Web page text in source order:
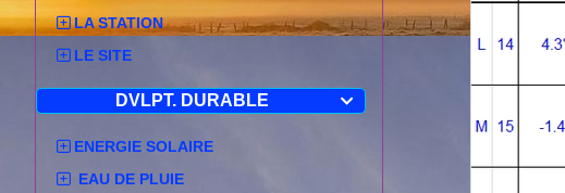
LA STATION
LE SITE

DVLPT. DURABLE
ENERGIE SOLAIRE
EAU DE PLUIE